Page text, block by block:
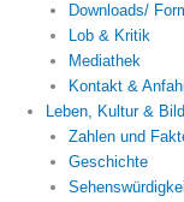
Downloads/
Lob & Kritik
Mediathek
Kontakt &
Leben, Kultur &
Zahlen und
Geschichte